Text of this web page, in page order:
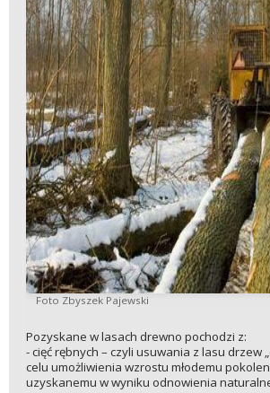
Foto Zbyszek Pajewski
Pozyskane w lasach drewno pochodzi z:
- cięć rębnych – czyli usuwania z lasu drzew
celu umożliwienia wzrostu młodemu
uzyskanemu w wyniku odnowienia